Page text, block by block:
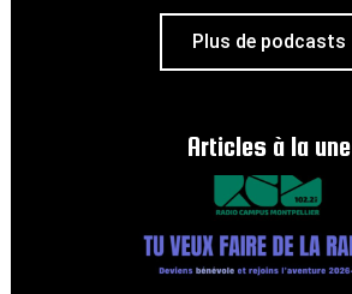
Plus de podcasts
Articles à la une